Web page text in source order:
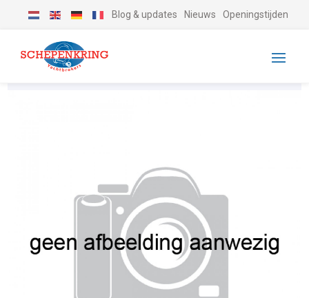
Blog & updates Nieuws Openingstijden